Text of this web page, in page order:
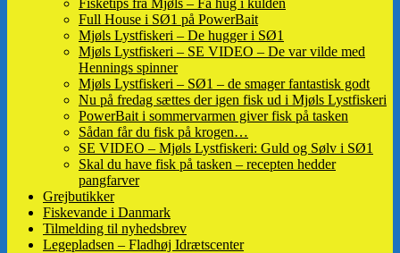
Full House i SØ1 på PowerBait
Mjøls Lystfiskeri – De hugger i SØ1
Mjøls Lystfiskeri – SE VIDEO – De var vilde med
Hennings spinner
Mjøls Lystfiskeri – SØ1 – de smager fantastisk godt
Nu på fredag sættes der igen fisk ud i Mjøls Lystfiskeri
PowerBait i sommervarmen giver fisk på tasken
Sådan får du fisk på krogen…
SE VIDEO – Mjøls Lystfiskeri: Guld og Sølv i SØ1
Skal du have fisk på tasken – recepten hedder
pangfarver
Grejbutikker
Fiskevande i Danmark
Tilmelding til nyhedsbrev
Legepladsen – Fladhøj Idrætscenter